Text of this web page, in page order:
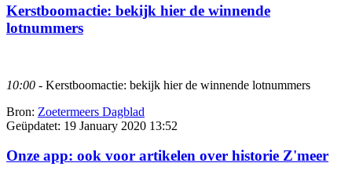
Kerstboomactie: bekijk hier de winnende
lotnummers
10:00 - Kerstboomactie: bekijk hier de winnende lotnummers
Bron: Zoetermeers Dagblad
Geüpdatet: 19 January 2020 13:52
Onze app: ook voor artikelen over historie Z'meer